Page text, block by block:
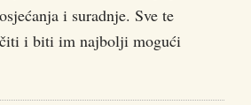
i suradnje. Sve te
i biti im najbolji mogući